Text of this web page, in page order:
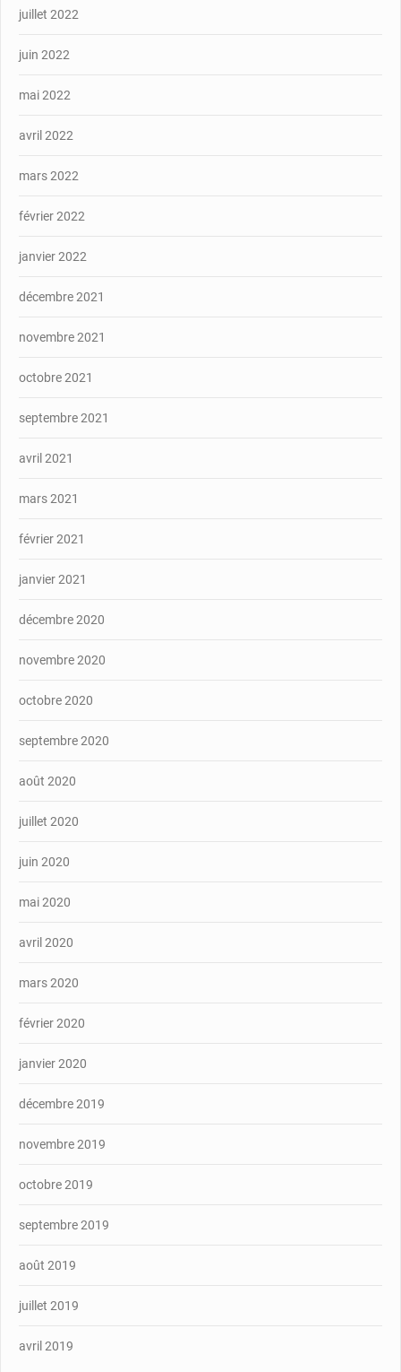
juillet 2022
juin 2022
mai 2022
avril 2022
mars 2022
février 2022
janvier 2022
décembre 2021
novembre 2021
octobre 2021
septembre 2021
avril 2021
mars 2021
février 2021
janvier 2021
décembre 2020
novembre 2020
octobre 2020
septembre 2020
août 2020
juillet 2020
juin 2020
mai 2020
avril 2020
mars 2020
février 2020
janvier 2020
décembre 2019
novembre 2019
octobre 2019
septembre 2019
août 2019
juillet 2019
avril 2019